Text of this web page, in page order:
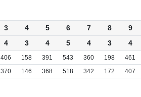
3 4 5 6 7 8 9
4 3 4 5 4 3 4
406 158 391 543 360 198 461
370 146 368 518 342 172 407